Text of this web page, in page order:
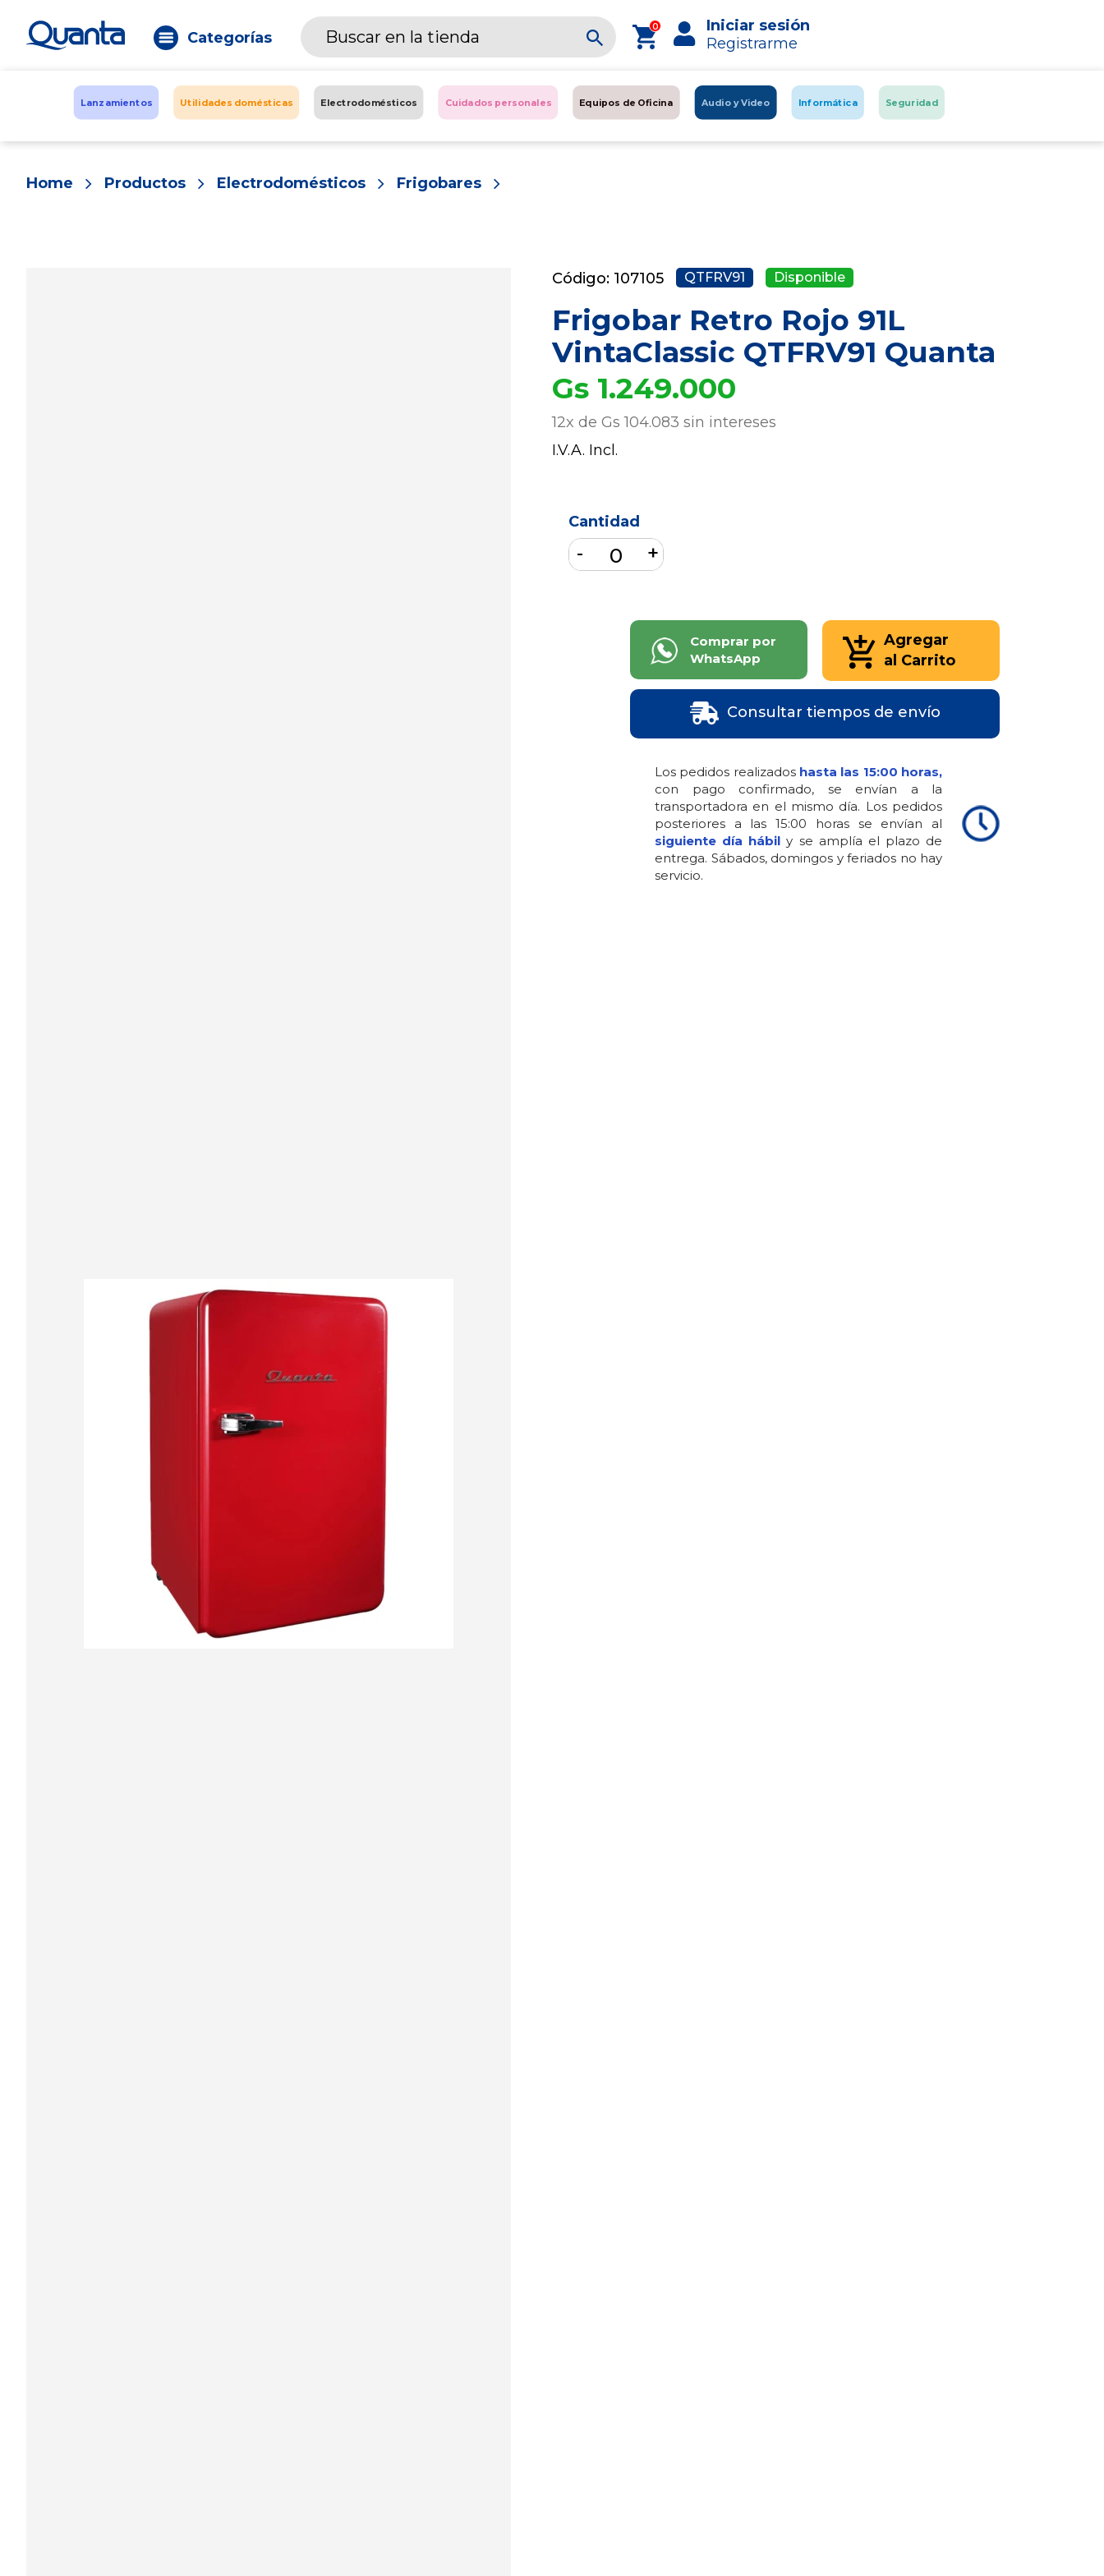
Categorías
0
Iniciar sesión
Registrarme
Lanzamientos Utilidades domésticas Electrodomésticos Cuidados personales Equipos de Oficina Audio y Video Informática Seguridad
Home Productos Electrodomésticos Frigobares
Código: 107105 QTFRV91 Disponible
Frigobar Retro Rojo 91L
VintaClassic QTFRV91 Quanta
Gs 1.249.000
12x de Gs 104.083 sin intereses
I.V.A. Incl.
Cantidad
Comprar por
WhatsApp
Agregar
al Carrito
Consultar tiempos de envío
Los pedidos realizados hasta las 15:00 horas,
con pago confirmado, se envían a la
transportadora en el mismo día. Los pedidos
posteriores a las 15:00 horas se envían al
siguiente día hábil y se amplía el plazo de
entrega. Sábados, domingos y feriados no hay
servicio.